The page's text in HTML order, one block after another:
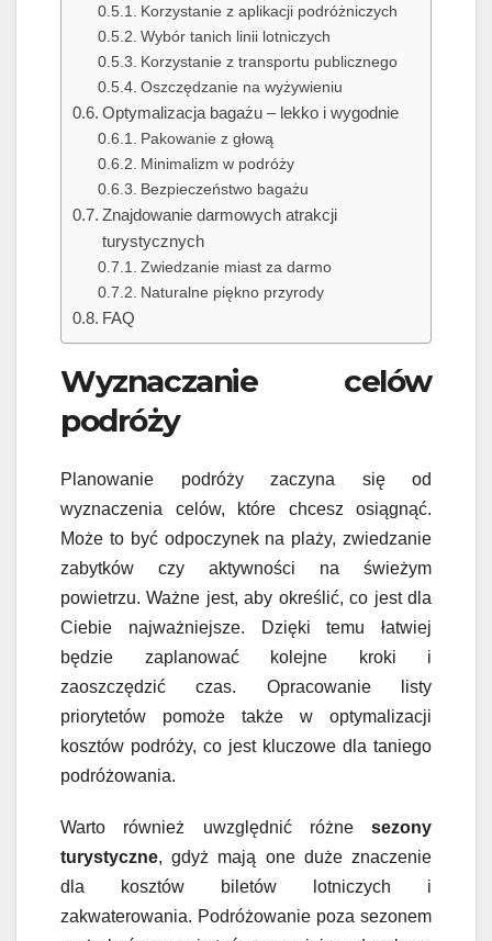
Korzystanie z aplikacji podróżniczych
Wybór tanich linii lotniczych
Korzystanie z transportu publicznego
Oszczędzanie na wyżywieniu
Optymalizacja bagażu – lekko i wygodnie
Pakowanie z głową
Minimalizm w podróży
Bezpieczeństwo bagażu
Znajdowanie darmowych atrakcji
turystycznych
Zwiedzanie miast za darmo
Naturalne piękno przyrody
FAQ
Wyznaczanie celów
podróży
Planowanie podróży zaczyna się od
wyznaczenia celów, które chcesz osiągnąć.
Może to być odpoczynek na plaży, zwiedzanie
zabytków czy aktywności na świeżym
powietrzu. Ważne jest, aby określić, co jest dla
Ciebie najważniejsze. Dzięki temu łatwiej
będzie zaplanować kolejne kroki i
zaoszczędzić czas. Opracowanie listy
priorytetów pomoże także w optymalizacji
kosztów podróży, co jest kluczowe dla taniego
podróżowania.
Warto również uwzględnić różne sezony
turystyczne, gdyż mają one duże znaczenie
dla kosztów biletów lotniczych i
zakwaterowania. Podróżowanie poza sezonem